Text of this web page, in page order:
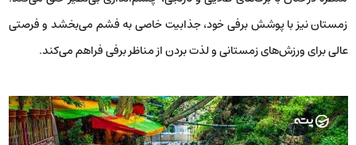
زمستان نیز با پوشش برفی خود، جذابیت خاصی به فشم می‌بخشد و فرصتی
عالی برای ورزش‌های زمستانی و لذت بردن از مناظر برفی فراهم می‌کند.